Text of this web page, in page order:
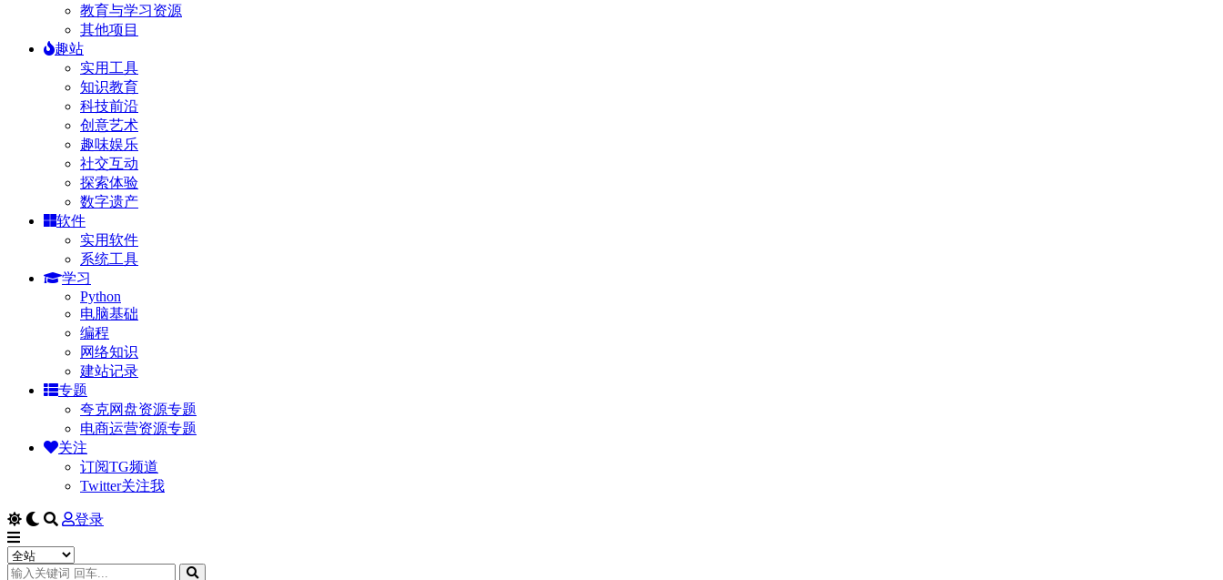
教育与学习资源
其他项目
趣站
实用工具
知识教育
科技前沿
创意艺术
趣味娱乐
社交互动
探索体验
数字遗产
软件
实用软件
系统工具
学习
Python
电脑基础
编程
网络知识
建站记录
专题
夸克网盘资源专题
电商运营资源专题
关注
订阅TG频道
Twitter关注我
登录